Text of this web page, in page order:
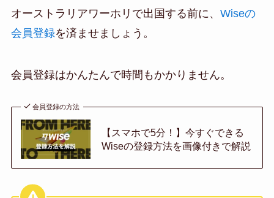
オーストラリアワーホリで出国する前に、 Wiseの
会員登録を済ませましょう。
会員登録はかんたんで時間もかかりません。
会員登録の方法
【スマホで5分！】今すぐできる
Wiseの登録方法を画像付きで解説